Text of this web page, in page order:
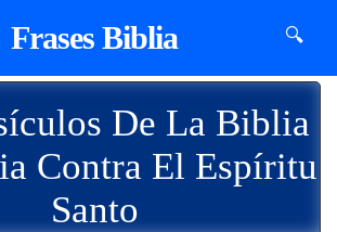
Frases Biblia 🔍
De La Biblia
Contra El Espíritu
Santo